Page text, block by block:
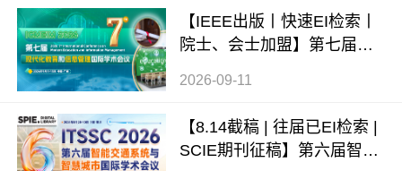
【IEEE出版丨快速EI检索丨
院士、会士加盟】第七届现
2026-09-11
【8.14截稿 | 往届已EI检索 |
SCIE期刊征稿】第六届智能